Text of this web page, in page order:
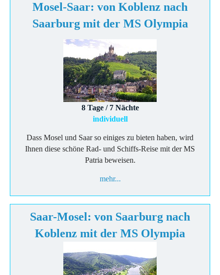
Mosel-Saar: von Koblenz nach
Saarburg mit der MS Olympia
8 Tage / 7 Nächte
individuell
Dass Mosel und Saar so einiges zu bieten haben, wird
Ihnen diese schöne Rad- und Schiffs-Reise mit der MS
Patria beweisen.
mehr...
Saar-Mosel: von Saarburg nach
Koblenz mit der MS Olympia